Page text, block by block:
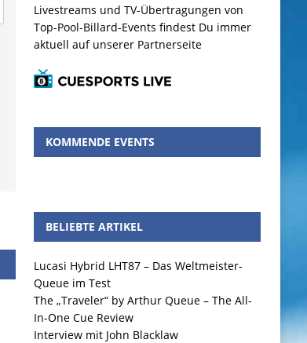
Livestreams und TV-Übertragungen von
Top-Pool-Billard-Events findest Du immer
aktuell auf unserer Partnerseite
KOMMENDE EVENTS
BELIEBTE ARTIKEL
Lucasi Hybrid LHT87 – Das Weltmeister-
Queue im Test
The „Traveler“ by Arthur Queue – The All-
In-One Cue Review
Interview mit John Blacklaw